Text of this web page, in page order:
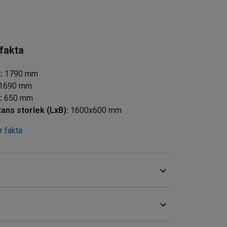
: 1790 mm
mm
: 650 mm
storlek (LxB): 1600x600 mm
fakta
som till exempel lager och butiker.